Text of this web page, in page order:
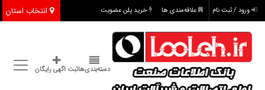
انتخاب استان ورود / ثبت نام علاقه‌مندی ها خرید پلن عضویت
دسته‌بندی‌هاثبت اگهی رایگان